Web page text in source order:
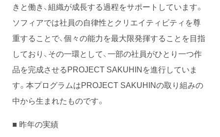
きと働き、組織が成長する過程をサポートしています。
ソフィアでは社員の自律性とクリエイティビティを尊
重することで、個々の能力を最大限発揮することを目指
しており、その一環として、一部の社員がひとり一つ作
品を完成させるPROJECT SAKUHINを進行していま
す。本プログラムはPROJECT SAKUHINの取り組みの
中から生まれたものです。
■ 昨年の実績